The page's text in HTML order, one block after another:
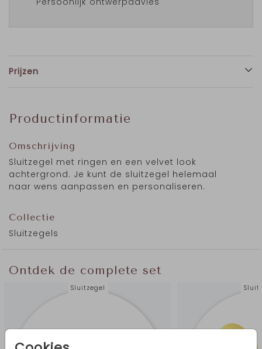
Prijzen
Productinformatie
Omschrijving
Sluitzegel met ringen en een velvet look
achtergrond. Je kunt de sluitzegel helemaal
naar wens aanpassen en personaliseren.
Collectie
Sluitzegels
Ontdek de complete set
Sluitzegel